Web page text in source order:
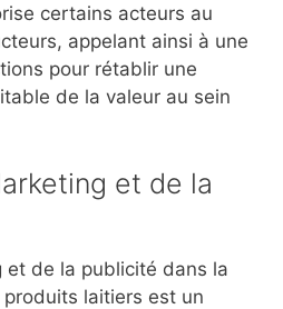
certains acteurs au
appelant ainsi à une
pour rétablir une
de la valeur au sein
et de la
et de la publicité dans la
laitiers est un